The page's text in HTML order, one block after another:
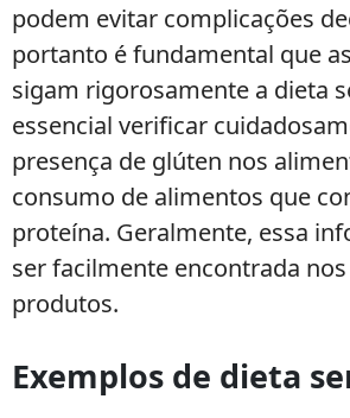
podem evitar complicações
portanto é fundamental que
sigam rigorosamente a dieta
essencial verificar
presença de glúten nos
consumo de alimentos que
proteína. Geralmente, essa
ser facilmente encontrada
produtos.
Exemplos de dieta